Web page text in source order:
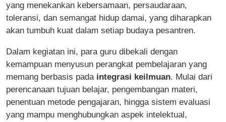
yang menekankan kebersamaan, persaudaraan,
toleransi, dan semangat hidup damai, yang diharapkan
akan tumbuh kuat dalam setiap budaya pesantren.
Dalam kegiatan ini, para guru dibekali dengan
kemampuan menyusun perangkat pembelajaran yang
memang berbasis pada integrasi keilmuan. Mulai dari
perencanaan tujuan belajar, pengembangan materi,
penentuan metode pengajaran, hingga sistem evaluasi
yang mampu menghubungkan aspek intelektual,